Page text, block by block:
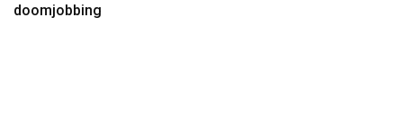
doomjobbing